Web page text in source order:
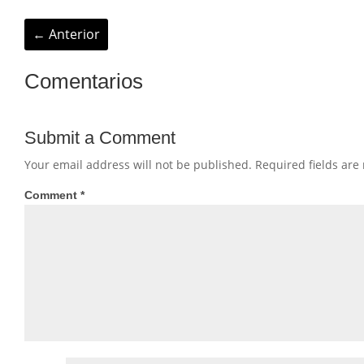
← Anterior
Comentarios
Submit a Comment
Your email address will not be published. Required fields are
Comment *